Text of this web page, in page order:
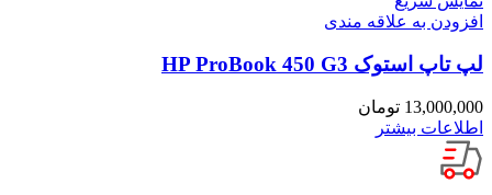
افزودن به علاقه مندی
لپ تاپ استوک HP ProBook 450 G3
13,000,000 تومان
اطلاعات بیشتر